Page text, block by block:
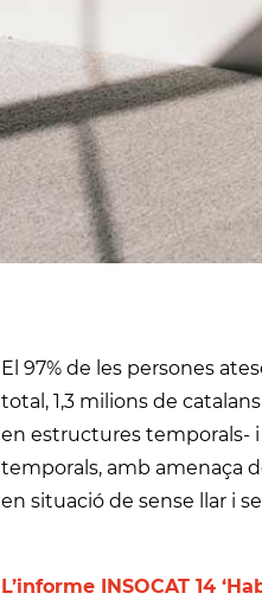
El 97% de les persones
total, 1,3 milions de
en estructures temporals-
temporals, amb amenaça
en situació de sense llar i
L’informe INSOCAT 14